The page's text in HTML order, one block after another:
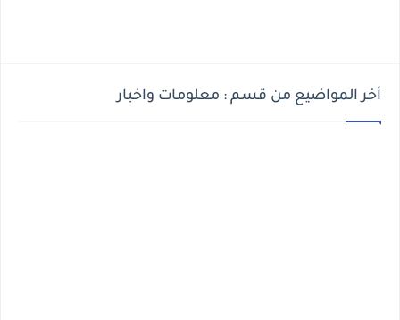
أخر المواضيع من قسم : معلومات واخبار